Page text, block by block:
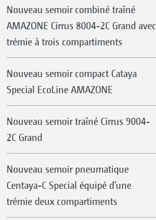
Nouveau semoir combiné traîné
AMAZONE Cirrus 8004-2C Grand avec
trémie à trois compartiments
Nouveau semoir compact Cataya
Special EcoLine AMAZONE
Nouveau semoir traîné Cirrus 9004-
2C Grand
Nouveau semoir pneumatique
Centaya-C Special équipé d’une
trémie deux compartiments